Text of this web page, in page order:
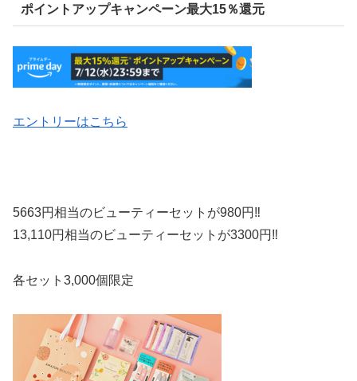
ポイントアップキャンペーン最大15％還元
エントリーはこちら
5663円相当のビューティーセットが980円‼
13,110円相当のビューティーセットが3300円‼
各セット3,000個限定